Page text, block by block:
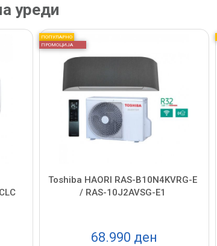
уреди
ПОПУЛАРНО
ПРОМОЦИЈА
Toshiba HAORI RAS-B10N4KVRG-E
/ RAS-10J2AVSG-E1
68.990 ден